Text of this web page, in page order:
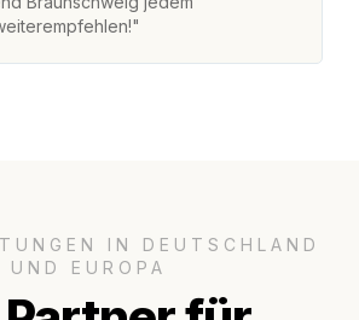
IN DEUTSCHLAND
UND EUROPA